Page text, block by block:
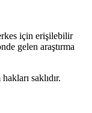
için erişilebilir
gelen araştırma
saklıdır.